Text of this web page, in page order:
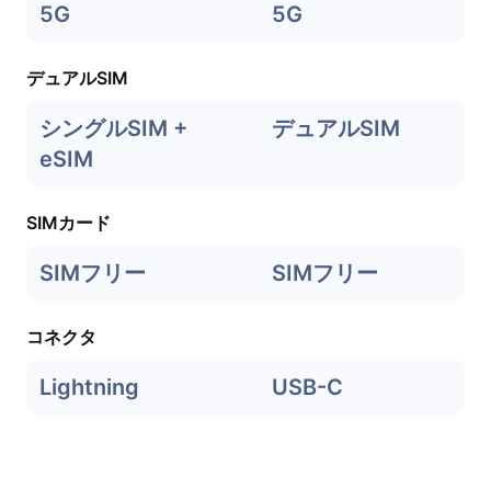
5G 5G
デュアルSIM
シングルSIM +
eSIM
デュアルSIM
SIMカード
SIMフリー SIMフリー
コネクタ
Lightning USB-C